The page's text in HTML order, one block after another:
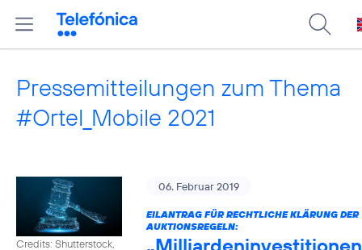
Pressemitteilungen zum Thema
#Ortel_Mobile 2021
Credits: Shutterstock,
06. Februar 2019
EILANTRAG FÜR RECHTLICHE KLÄRUNG DER
AUKTIONSREGELN:
„Milliardeninvestitionen